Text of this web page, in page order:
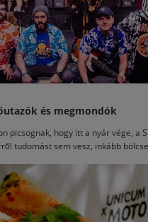
és megmondók
picsognak, hogy itt a nyár vége, a
tudomást sem vesz, inkább